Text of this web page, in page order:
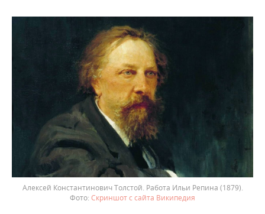
Алексей Константинович Толстой. Работа Ильи Репина (1879).
Скриншот с сайта Википедия